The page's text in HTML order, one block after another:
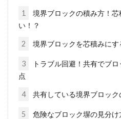
住所の正
住所を正式
1
境界ブロックの積み方！
い！？
2 境界ブロックを芯積みにす
3
トラブル回避！共有でブ
点
4 共有している境界ブロック
5 危険なブロック塀の見分け